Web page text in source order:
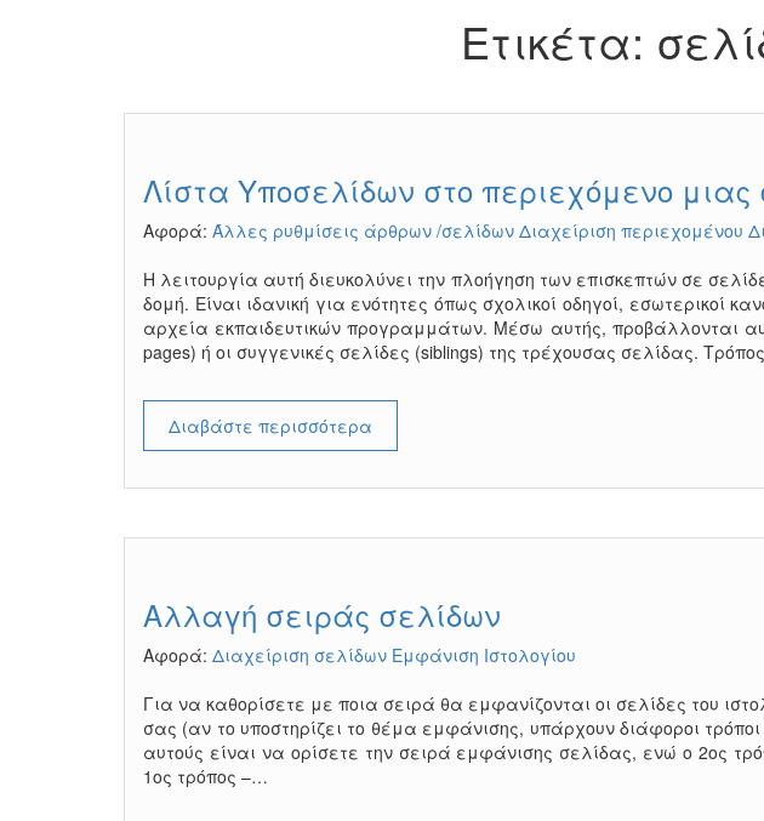
Ετικέτα:
Λίστα Υποσελίδων στο περιεχόμενο μιας
Αφορά: Άλλες ρυθμίσεις άρθρων /σελίδων Διαχείριση περιεχομένου
Η λειτουργία αυτή διευκολύνει την πλοήγηση των επισκεπτών σε
δομή. Είναι ιδανική για ενότητες όπως σχολικοί οδηγοί, εσωτερικοί
αρχεία εκπαιδευτικών προγραμμάτων. Μέσω αυτής, προβάλλονται
pages) ή οι συγγενικές σελίδες (siblings) της τρέχουσας σελίδας.
Διαβάστε περισσότερα
Αλλαγή σειράς σελίδων
Αφορά: Διαχείριση σελίδων Εμφάνιση Ιστολογίου
Για να καθορίσετε με ποια σειρά θα εμφανίζονται οι σελίδες του
σας (αν το υποστηρίζει το θέμα εμφάνισης, υπάρχουν διάφοροι
αυτούς είναι να ορίσετε την σειρά εμφάνισης σελίδας, ενώ ο 2ος
1ος τρόπος –…